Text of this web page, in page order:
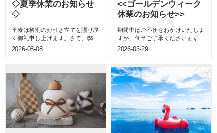
◇夏季休業のお知らせ
◇
平素は格別のお引き立てを賜り厚
く御礼申し上げます。さて、弊社
では下記の期間、夏季休業とさせ
2026-08-08
<<ゴールデンウィーク
休業のお知らせ>>
期間中はご不便をおかけいたしま
すが、何卒ご了承くださいますよ
うお願い申し上げます。2026年5
2026-03-29